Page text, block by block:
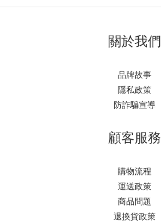
關於我們
品牌故事
隱私政策
防詐騙宣導
顧客服務
購物流程
運送政策
商品問題
退換貨政策